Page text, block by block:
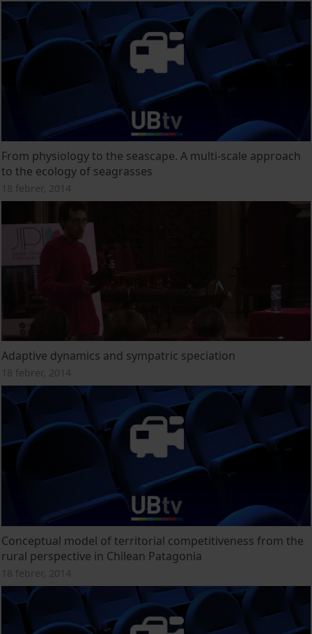
From physiology to the seascape. A multi-scale approach
to the ecology of seagrasses
18 febrer, 2014
Adaptive dynamics and sympatric speciation
18 febrer, 2014
Conceptual model of territorial competitiveness from the
rural perspective in Chilean Patagonia
18 febrer, 2014